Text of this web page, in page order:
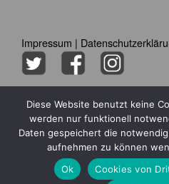
Impressum |
Diese Website benutzt keine
werden nur funktionell
Daten gespeichert die
aufnehmen zu können
Ok
Cookies von